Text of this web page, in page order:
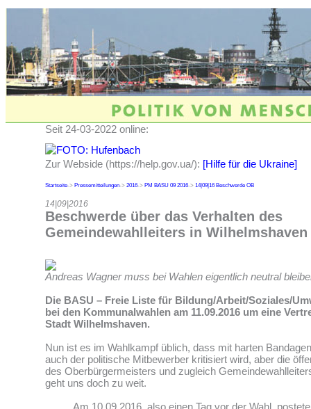
Seit 24-03-2022 online:
Zur Webside (https://help.gov.ua/): [Hilfe für die Ukraine]
Startseite-> Pressemitteilungen-> 2016-> PM BASU 09 2016-> 14|09|16 Beschwerde OB
14|09|2016
Beschwerde über das Verhalten des
Gemeindewahlleiters in Wilhelmshaven
Andreas Wagner muss bei Wahlen eigentlich neutral
Die BASU – Freie Liste für Bildung/Arbeit/Soziales/
bei den Kommunalwahlen am 11.09.2016 um eine
Stadt Wilhelmshaven.
Nun ist es im Wahlkampf üblich, dass mit harten
auch der politische Mitbewerber kritisiert wird, aber die
des Oberbürgermeisters und zugleich
geht uns doch zu weit.